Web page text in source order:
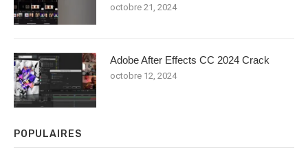
octobre 21, 2024
Adobe After Effects CC 2024 Crack
octobre 12, 2024
POPULAIRES